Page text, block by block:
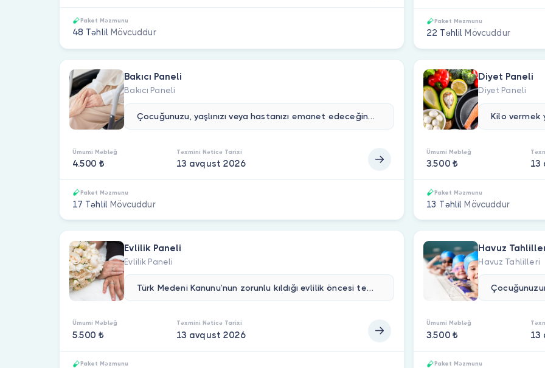
Paket Məzmunu
48 Təhlil Mövcuddur
Paket Məzmunu
22 Təhlil Mövcuddur
Bakıcı Paneli
Bakıcı Paneli
Çocuğunuzu, yaşlınızı veya hastanızı emanet edeceğiniz kişinin sağlık durumunun uygun olup olmadığını öğrenmek için yapılan kapsamlı bir test paketidir. Amaç, bakıcının bulaşıcı hastalık veya bakım vermeye engel olabilecek bir sağlık sorunu taşımadığından emin olmaktır.Bu paket;&nbsp;kan testleri, idrar tahlili, boğaz kültürü gibi temel taramaları içerir. Tüm testler Sağlık Bakanlığı onaylı laboratuvarlarda yapılır, sonuçlar online olarak değerlendirilir ve raporlanır.
Ümumi Məbləğ
4.500 ₺
Təxmini Nəticə Tarixi
13 avqust 2026
Paket Məzmunu
17 Təhlil Mövcuddur
Diyet Paneli
Diyet Paneli
Ümumi Məbləğ
3.500 ₺ 13
Paket Məzmunu
13 Təhlil Mövcuddur
Evlilik Paneli
Evlilik Paneli
Türk Medeni Kanunu’nun zorunlu kıldığı evlilik öncesi testler, çiftlerin bulaşıcı veya kalıtsal hastalıklara sahip olup olmadıklarını belirlemek amacıyla yapılır. Bu testler sayesinde olası sağlık sorunları erken teşhis edilerek önlem alınabilir ve sağlıklı bir evlilik sürecinin temeli atılır.Numune alımı evinizden yapılır, analizler laboratuvar ortamında gerçekleştirilir. Test tamamlandığında sonuçlarınızı uygulama üzerinden PDF formatında indirerek evlilik başvurunuzda kullanabilirsiniz.Evliliğe sağlıklı bir başlangıç yapın — testinizi şimdi oluşturun.
Ümumi Məbləğ
5.500 ₺
Təxmini Nəticə Tarixi
13 avqust 2026
Paket Məzmunu
Havuz
Havuz Tahlilleri
Ümumi Məbləğ
3.500 ₺ 13
Paket Məzmunu